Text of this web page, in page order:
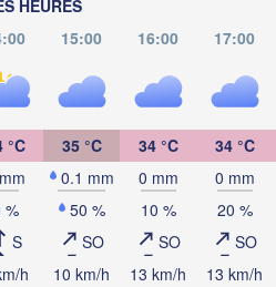
HEURES
15:00 16:00 17:00
°C
%
S
h
35 °C
0.1 mm
50 %
SO
10 km/h
34 °C
0 mm
10 %
SO
13 km/h
34 °C
0 mm
20 %
SO
13 km/h
Zagreb
Linz
Ljubljana
Banja Luka
Graz
AUTRICHE
CROATIE